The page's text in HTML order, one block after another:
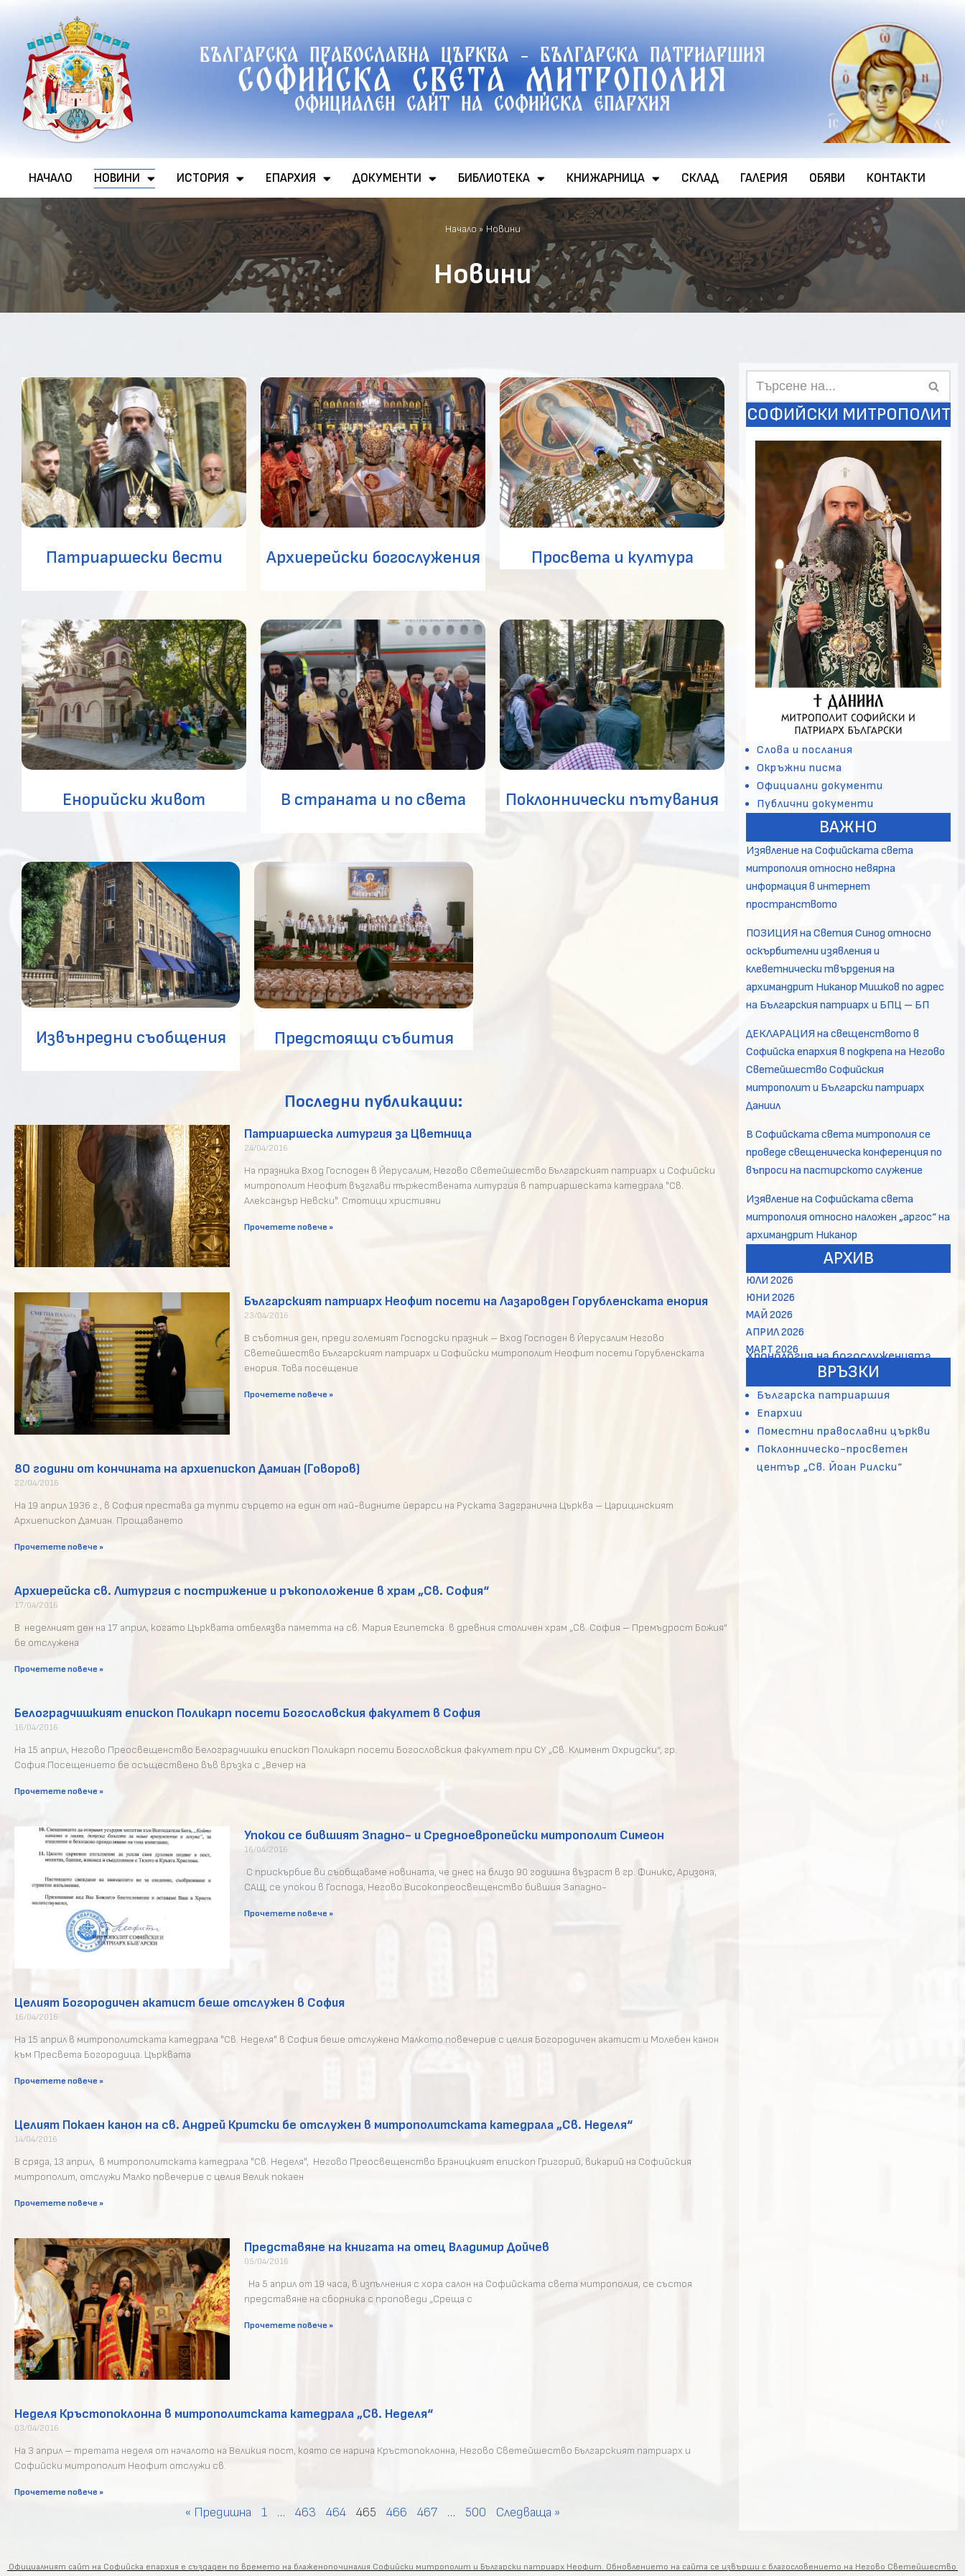
Продължете
към
съдържанието
Българска православна църква - Българска патриаршия
Софийска света митрополия
Официален сайт на софийска епархия
НАЧАЛО НОВИНИ ИСТОРИЯ ЕПАРХИЯ ДОКУМЕНТИ БИБЛИОТЕКА КНИЖАРНИЦА СКЛАД ГАЛЕРИЯ ОБЯВИ КОНТАКТИ
Начало » Новини
Новини
Патриаршески вести Архиерейски богослужения Просвета и култура
Енорийски живот В страната и по света Поклоннически пътувания
Извънредни съобщения Предстоящи събития
Последни публикации:
Патриаршеска литургия за Цветница
24/04/2016
На празника Вход Господен в Йерусалим, Негово Светейшество Българският патриарх и Софийски
митрополит Неофит възглави тържествената литургия в патриаршеската катедрала "Св.
Александър Невски". Стотици християни
Прочетете повече »
Българският патриарх Неофит посети на Лазаровден Горубленската енория
23/04/2016
В съботния ден, преди големият Господски празник – Вход Господен в Йерусалим Негово
Светейшество Българският патриарх и Софийски митрополит Неофит посети Горубленската
енория. Това посещение
Прочетете повече »
80 години от кончината на архиепископ Дамиан (Говоров)
22/04/2016
На 19 април 1936 г., в София престава да тупти сърцето на един от най-видните йерарси на Руската Задгранична Църква – Царицинският
Архиепископ Дамиан. Прощаването
Прочетете повече »
Архиерейска св. Литургия с пострижение и ръкоположение в храм „Св. София“
17/04/2016
В неделният ден на 17 април, когато Църквата отбелязва паметта на св. Мария Египетска в древния столичен храм „Св. София – Премъдрост Божия”
бе отслужена
Прочетете повече »
Белоградчишкият епископ Поликарп посети Богословския факултет в София
16/04/2016
На 15 април, Негово Преосвещенство Белоградчишки епископ Поликарп посети Богословския факултет при СУ „Св. Климент Охридски“, гр.
София.Посещението бе осъществено във връзка с „Вечер на
Прочетете повече »
Упокои се бившият Зпадно- и Средноевропейски митрополит Симеон
16/04/2016
С прискърбие ви съобщаваме новината, че днес на близо 90 годишна възраст в гр. Финикс, Аризона,
САЩ, се упокои в Господа, Негово Високопреосвещенство бившия Западно-
Прочетете повече »
Целият Богородичен акатист беше отслужен в София
16/04/2016
На 15 април в митрополитската катедрала "Св. Неделя" в София беше отслужено Малкото повечерие с целия Богородичен акатист и Молебен канон
към Пресвета Богородица. Църквата
Прочетете повече »
Целият Покаен канон на св. Андрей Критски бе отслужен в митрополитската катедрала „Св. Неделя“
14/04/2016
В сряда, 13 април, в митрополитската катедрала "Св. Неделя", Негово Преосвещенство Браницкият епископ Григорий, викарий на Софийския
митрополит, отслужи Малко повечерие с целия Велик покаен
Прочетете повече »
Представяне на книгата на отец Владимир Дойчев
05/04/2016
На 5 април от 19 часа, в изпълнения с хора салон на Софийската света митрополия, се състоя
представяне на сборника с проповеди „Среща с
Прочетете повече »
Неделя Кръстопоклонна в митрополитската катедрала „Св. Неделя“
03/04/2016
На 3 април – третата неделя от началото на Великия пост, която се нарича Кръстопоклонна, Негово Светейшество Българският патриарх и
Софийски митрополит Неофит отслужи св.
Прочетете повече »
« Предишна 1 … 463 464 465 466 467 … 500 Следваща »
СОФИЙСКИ МИТРОПОЛИТ
Слова и послания
Окръжни писма
Официални документи
Публични документи
ВАЖНО
Изявление на Софийската света
митрополия относно невярна
информация в интернет
пространството
ПОЗИЦИЯ на Светия Синод относно
оскърбителни изявления и
клеветнически твърдения на
архимандрит Никанор Мишков по адрес
на Българския патриарх и БПЦ – БП
ДЕКЛАРАЦИЯ на свещенството в
Софийска епархия в подкрепа на Негово
Светейшество Софийския
митрополит и Български патриарх
Даниил
В Софийската света митрополия се
проведе свещеническа конференция по
въпроси на пастирското служение
Изявление на Софийската света
митрополия относно наложен „аргос“ на
архимандрит Никанор
АРХИВ
ЮЛИ 2026
ЮНИ 2026
МАЙ 2026
АПРИЛ 2026
МАРТ 2026
Хронология на богослуженията
ВРЪЗКИ
Българска патриаршия
Епархии
Поместни православни църкви
Поклонническо-просветен
център „Св. Йоан Рилски“
Официалният сайт на Софийска епархия е създаден по времето на блаженопочиналия Софийски митрополит и Български патриарх Неофит. Обновлението на сайта се извърши с благословението на Негово Светейшество